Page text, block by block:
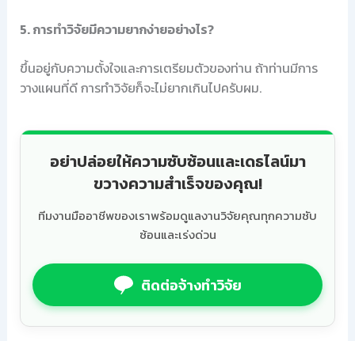
5. การทำวิจัยมีความยากง่ายอย่างไร?
ขึ้นอยู่กับความตั้งใจและการเตรียมตัวของท่าน ถ้าท่านมีการ
วางแผนที่ดี การทำวิจัยก็จะไม่ยากเกินไปครับผม.
อย่าปล่อยให้ความซับซ้อนและเดธไลน์มา
ขวางความสำเร็จของคุณ!
ทีมงานมืออาชีพของเราพร้อมดูแลงานวิจัยคุณทุกความซับ
ซ้อนและเร่งด่วน
ติดต่อจ้างทำวิจัย